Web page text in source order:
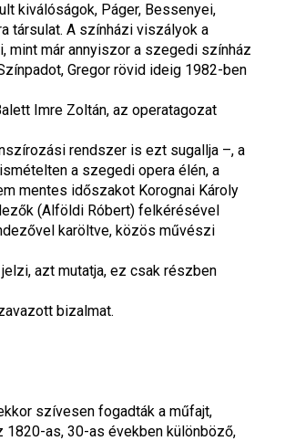
kiválóságok, Páger, Bessenyei,
társulat. A színházi viszályok a
mint már annyiszor a szegedi színház
Gregor rövid ideig 1982-ben
Imre Zoltán, az operatagozat
rendszer is ezt sugallja –, a
a szegedi opera élén, a
mentes időszakot Korognai Károly
(Alföldi Róbert) felkérésével
karöltve, közös művészi
azt mutatja, ez csak részben
bizalmat.
szívesen fogadták a műfajt,
as, 30-as években különböző,